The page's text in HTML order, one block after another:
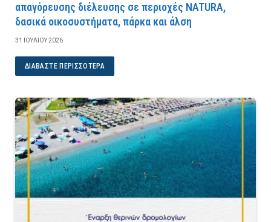
απαγόρευσης διέλευσης σε περιοχές NATURA,
δασικά οικοσυστήματα, πάρκα και άλση
31 ΙΟΥΛΊΟΥ 2026
ΔΙΑΒΆΣΤΕ ΠΕΡΙΣΣΌΤΕΡΑ